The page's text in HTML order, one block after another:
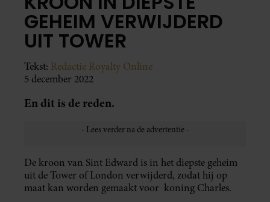
GEHEIM VERWIJDERD
UIT TOWER
Tekst: Redactie Royalty Online
5 december 2022
En dit is de reden.
De kroon van Sint Edward is in het diepste geheim
uit de Tower of London verwijderd, zodat hij op
maat kan worden gemaakt voor koning Charles.